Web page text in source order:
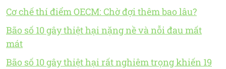
Cơ chế thí điểm OECM: Chờ đợi thêm bao lâu?
Bão số 10 gây thiệt hại nặng nề và nỗi đau mất
mát
Bão số 10 gây thiệt hại rất nghiêm trọng khiến 19